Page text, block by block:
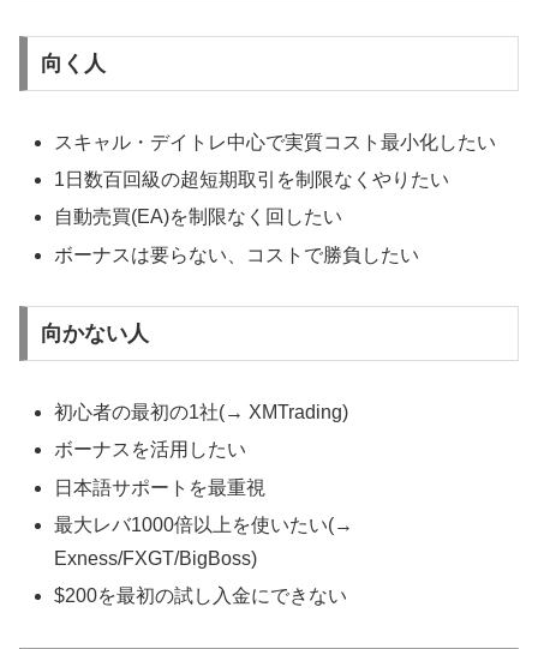
向く人
スキャル・デイトレ中心で実質コスト最小化したい
1日数百回級の超短期取引を制限なくやりたい
自動売買(EA)を制限なく回したい
ボーナスは要らない、コストで勝負したい
向かない人
初心者の最初の1社(→ XMTrading)
ボーナスを活用したい
日本語サポートを最重視
最大レバ1000倍以上を使いたい(→
Exness/FXGT/BigBoss)
$200を最初の試し入金にできない